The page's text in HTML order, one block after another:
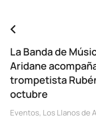
La Banda de
Aridane
trompetista
octubre
Eventos, Los Llanos de